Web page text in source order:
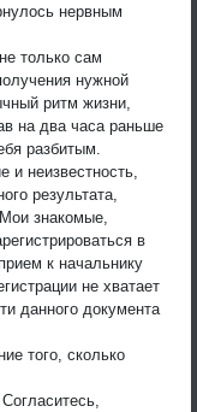
нервным
только сам
нужной
ритм жизни,
на два часа раньше
разбитым.
и неизвестность,
результата,
знакомые,
в
к начальнику
не хватает
данного документа
того, сколько